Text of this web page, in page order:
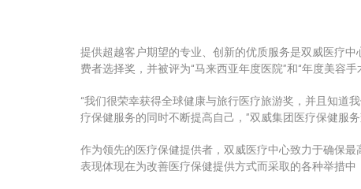
提供超越客户期望的专业、创新的优质服务是双威医疗中
费者选择奖，并被评为“马来西亚年度医院”和“年度美容手
“我们很荣幸获得全球健康与旅行医疗旅游奖，并且知道
疗保健服务的同时不断提高自己，”双威集团医疗保健服务
作为领先的医疗保健提供者，双威医疗中心致力于确保最
表现体现在为改善医疗保健提供方式而采取的各种举措